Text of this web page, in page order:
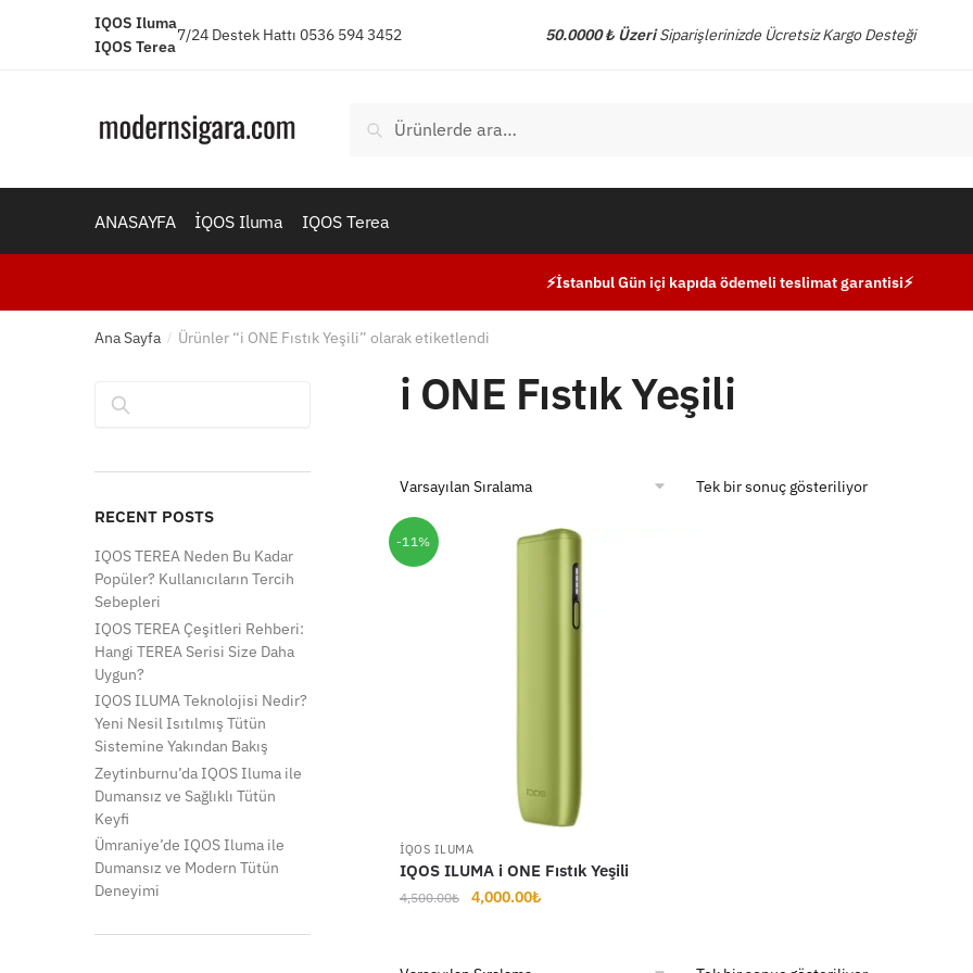
IQOS Iluma
IQOS Terea
7/24 Destek Hattı 0536 594 3452 50.0000 ₺ Üzeri Siparişlerinizde Ücretsiz Kargo Desteği
Ara
ANASAYFA İQOS Iluma IQOS Terea
⚡İstanbul Gün içi kapıda ödemeli teslimat garantisi⚡
Ana Sayfa / Ürünler “i ONE Fıstık Yeşili” olarak etiketlendi
i ONE Fıstık Yeşili
Tek bir sonuç gösteriliyor
-11%
İQOS ILUMA
IQOS ILUMA i ONE Fıstık Yeşili
4,500.00₺
Orijinal
4,000.00₺Şu
RECENT POSTS
IQOS TEREA Neden Bu Kadar
Popüler? Kullanıcıların Tercih
Sebepleri
IQOS TEREA Çeşitleri Rehberi:
Hangi TEREA Serisi Size Daha
Uygun?
IQOS ILUMA Teknolojisi Nedir?
Yeni Nesil Isıtılmış Tütün
Sistemine Yakından Bakış
Zeytinburnu’da IQOS Iluma ile
Dumansız ve Sağlıklı Tütün
Keyfi
Ümraniye’de IQOS Iluma ile
Dumansız ve Modern Tütün
Deneyimi